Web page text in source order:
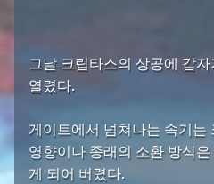
그날 크립타스의 상공에 갑
열렸다.
게이트에서 넘쳐나는 속기는
영향이나 종래의 소환 방식
게 되어 버렸다.